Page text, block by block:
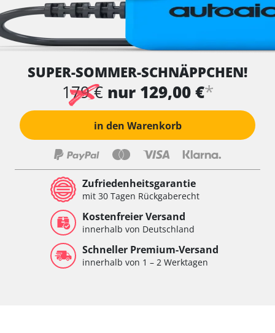
SUPER-SOMMER-SCHNÄPPCHEN!
179 € nur 129,00 €*
in den Warenkorb
Zufriedenheitsgarantie
mit 30 Tagen Rückgaberecht
Kostenfreier Versand
innerhalb von Deutschland
Schneller Premium-Versand
innerhalb von 1 – 2 Werktagen